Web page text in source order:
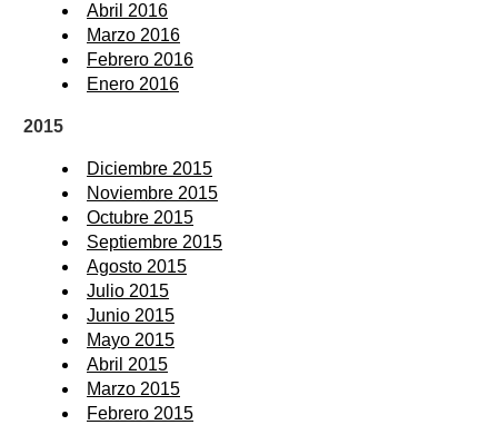
Abril 2016
Marzo 2016
Febrero 2016
Enero 2016
2015
Diciembre 2015
Noviembre 2015
Octubre 2015
Septiembre 2015
Agosto 2015
Julio 2015
Junio 2015
Mayo 2015
Abril 2015
Marzo 2015
Febrero 2015